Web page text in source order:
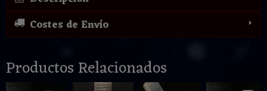
Costes de Envío
Productos Relacionados